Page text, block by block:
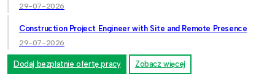
29-07-2026
Construction Project Engineer with Site and Remote Presence
29-07-2026
Dodaj bezpłatnie ofertę pracy Zobacz więcej